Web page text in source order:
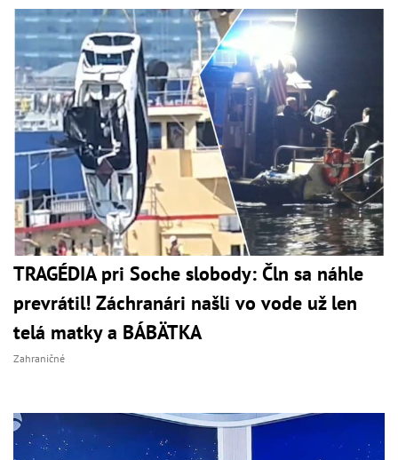
TRAGÉDIA pri Soche slobody: Čln sa náhle
prevrátil! Záchranári našli vo vode už len
telá matky a BÁBÄTKA
Zahraničné